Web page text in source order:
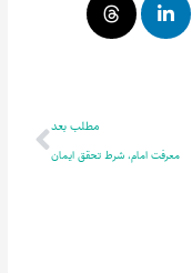
مطلب بعد
معرفت امام، شرط تحقق ایمان